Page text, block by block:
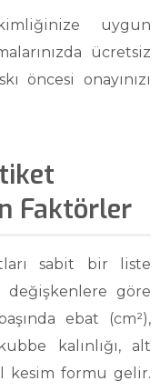
uygun
ücretsiz
öncesi onayınızı
Faktörler
sabit bir liste
göre
ebat (cm²),
kalınlığı, alt
kesim formu gelir.